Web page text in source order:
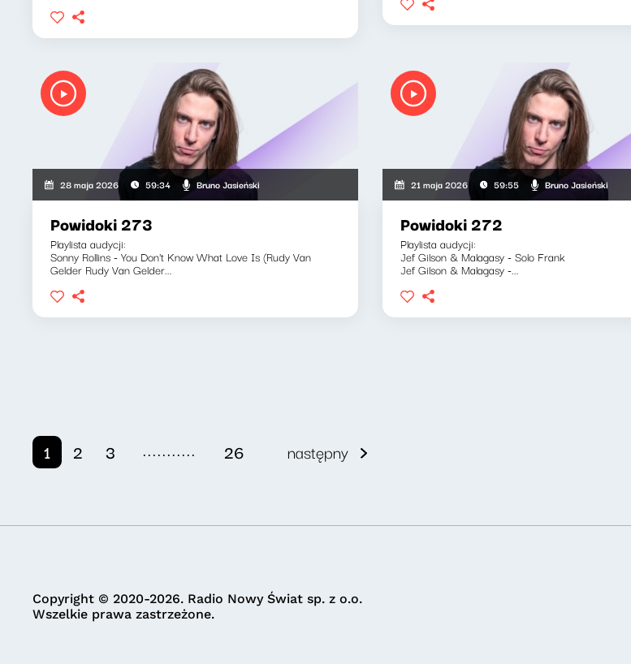
28 maja 2026 59:34 Bruno Jasieński
Powidoki 273
Playlista audycji:
Sonny Rollins - You Don't Know What Love Is (Rudy Van
Gelder Rudy Van Gelder...
21 maja 2026 59:55 Bruno Jasieński
Powidoki 272
Playlista audycji:
Jef Gilson & Malagasy - Solo Frank
Jef Gilson & Malagasy -...
1 2 3 ........... 26 następny
Copyright © 2020-2026. Radio Nowy Świat sp. z o.o.
Wszelkie prawa zastrzeżone.